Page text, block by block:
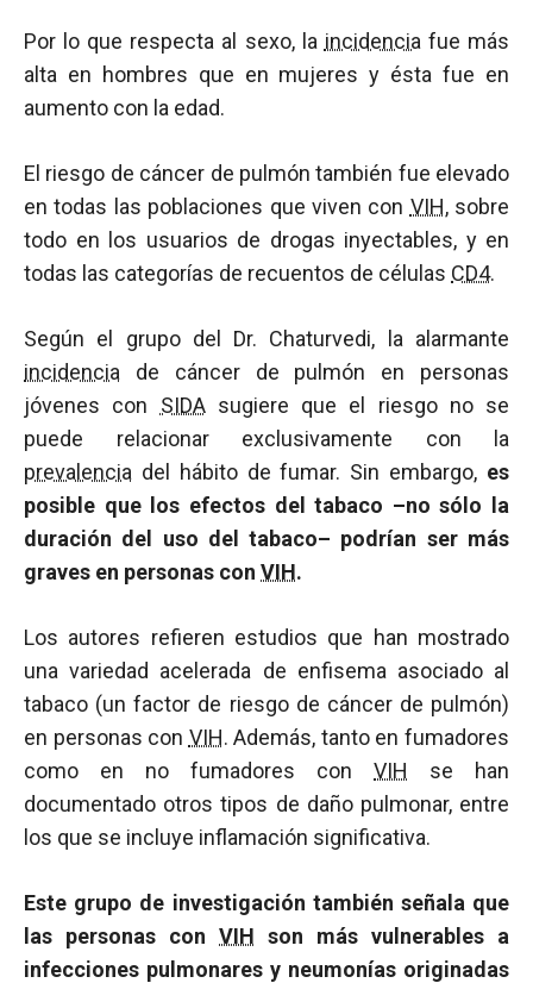
Por lo que respecta al sexo, la incidencia fue más
alta en hombres que en mujeres y ésta fue en
aumento con la edad.
El riesgo de cáncer de pulmón también fue elevado
en todas las poblaciones que viven con VIH, sobre
todo en los usuarios de drogas inyectables, y en
todas las categorías de recuentos de células CD4.
Según el grupo del Dr. Chaturvedi, la alarmante
incidencia de cáncer de pulmón en personas
jóvenes con SIDAsugiere que el riesgo no se
puede relacionar exclusivamente con la
prevalencia del hábito de fumar. Sin embargo, es
posible que los efectos del tabaco –no sólo la
duración del uso del tabaco– podrían ser más
graves en personas con VIH.
Los autores refieren estudios que han mostrado
una variedad acelerada de enfisema asociado al
tabaco (un factor de riesgo de cáncer de pulmón)
en personas con VIH. Además, tanto en fumadores
como en no fumadores con VIH se han
documentado otros tipos de daño pulmonar, entre
los que se incluye inflamación significativa.
Este grupo de investigación también señala que
las personas con VIH son más vulnerables a
infecciones pulmonares y neumonías originadas